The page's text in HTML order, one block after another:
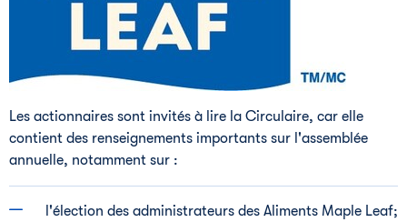
Les actionnaires sont invités à lire la Circulaire, car elle
contient des renseignements importants sur l'assemblée
annuelle, notamment sur :
l'élection des administrateurs des Aliments Maple Leaf;